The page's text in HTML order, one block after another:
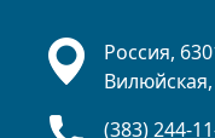
Россия,
(383) 244-